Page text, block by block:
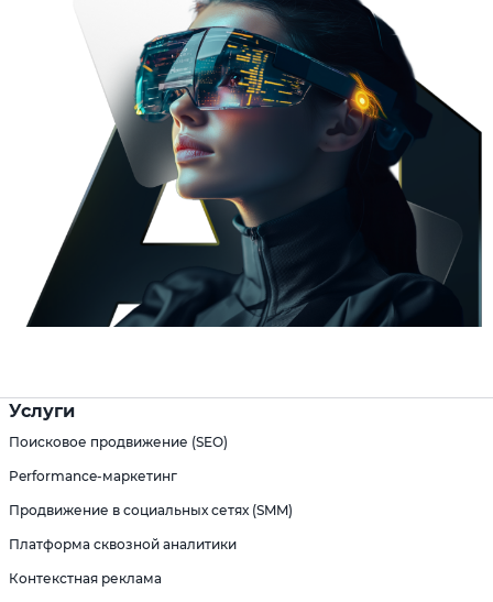
Услуги
Поисковое продвижение (SEO)
Performance-маркетинг
Продвижение в социальных сетях (SMM)
Платформа сквозной аналитики
Контекстная реклама